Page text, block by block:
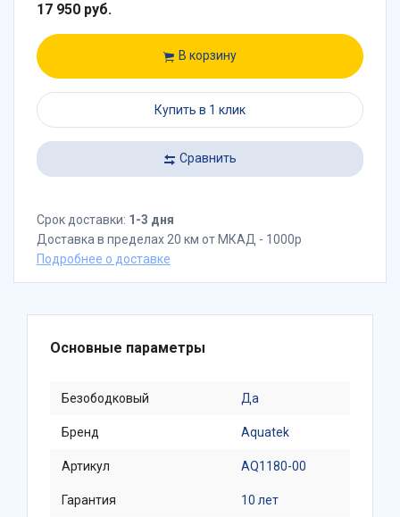
17 950 руб.
В корзину
Купить в 1 клик
Сравнить
Срок доставки: 1-3 дня
Доставка в пределах 20 км от МКАД - 1000р
Подробнее о доставке
Основные параметры
Безободковый Да
Бренд Aquatek
Артикул AQ1180-00
Гарантия 10 лет